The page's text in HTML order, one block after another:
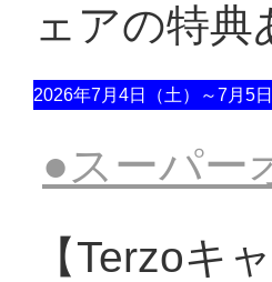
ェアの特典
2026年7月4日（土）～7月5日
●スーパー
【Terzoキ